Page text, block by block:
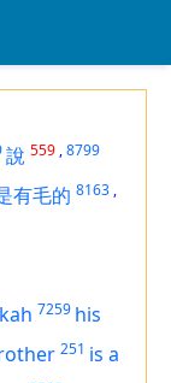
說 559 ,8799
有毛的 8163 ,
7259 his
251 is a